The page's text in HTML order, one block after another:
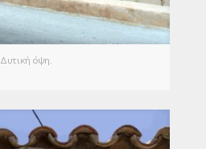
Δυτική όψη.